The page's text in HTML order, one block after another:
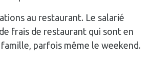
au restaurant. Le salarié
frais de restaurant qui sont en
parfois même le weekend.